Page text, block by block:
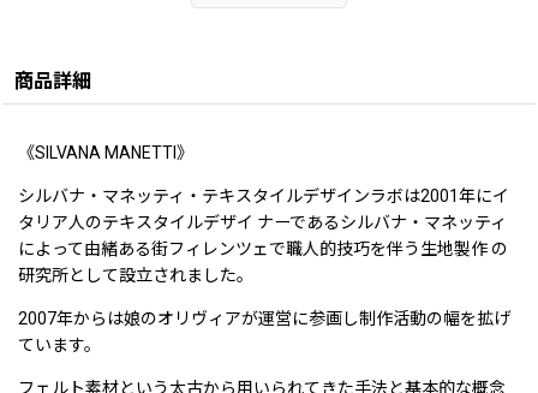
商品詳細
《SILVANA MANETTI》
シルバナ・マネッティ・テキスタイルデザインラボは2001年にイ
タリア人のテキスタイルデザイ ナーであるシルバナ・マネッティ
によって由緒ある街フィレンツェで職人的技巧を伴う生地製作 の
研究所として設立されました。
2007年からは娘のオリヴィアが運営に参画し制作活動の幅を拡げ
ています。
フェルト素材という太古から用いられてきた手法と基本的な概念